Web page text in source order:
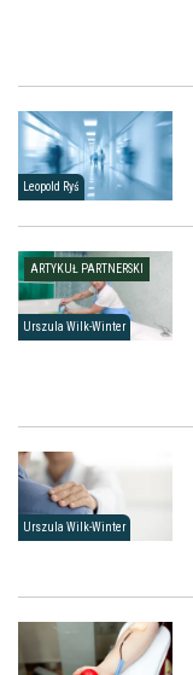
Leopold Ryś
ARTYKUŁ PARTNERSKI
Urszula Wilk-Winter
Urszula Wilk-Winter